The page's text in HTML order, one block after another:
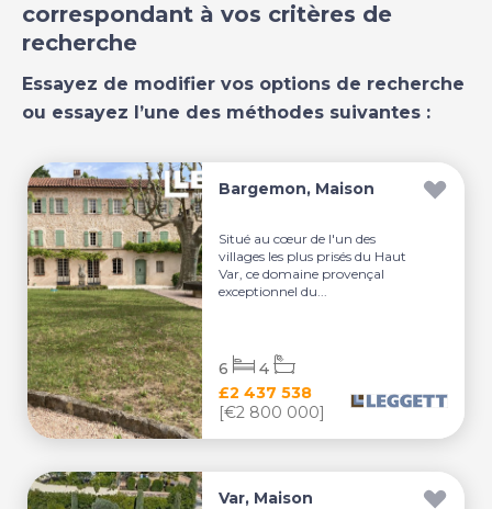
correspondant à vos critères de
recherche
Essayez de modifier vos options de recherche
ou essayez l’une des méthodes suivantes :
Bargemon, Maison
Situé au cœur de l'un des
villages les plus prisés du Haut
Var, ce domaine provençal
exceptionnel du...
£2 437 538
[€2 800 000]
6 4
Var, Maison